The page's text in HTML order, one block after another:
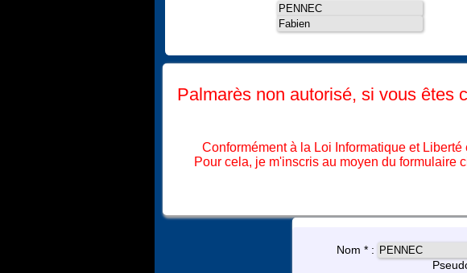
Palmarès non autorisé, si vous êtes
Conformément à la Loi Informatique et
Pour cela, je m'inscris au moyen du formulaire
Nom * :